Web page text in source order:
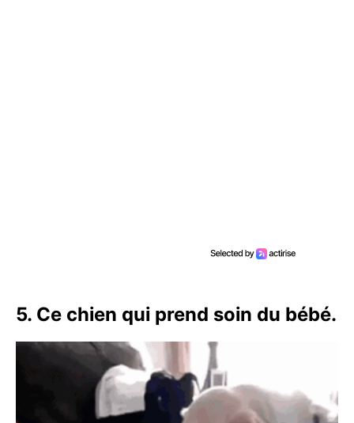
5. Ce chien qui prend soin du bébé.